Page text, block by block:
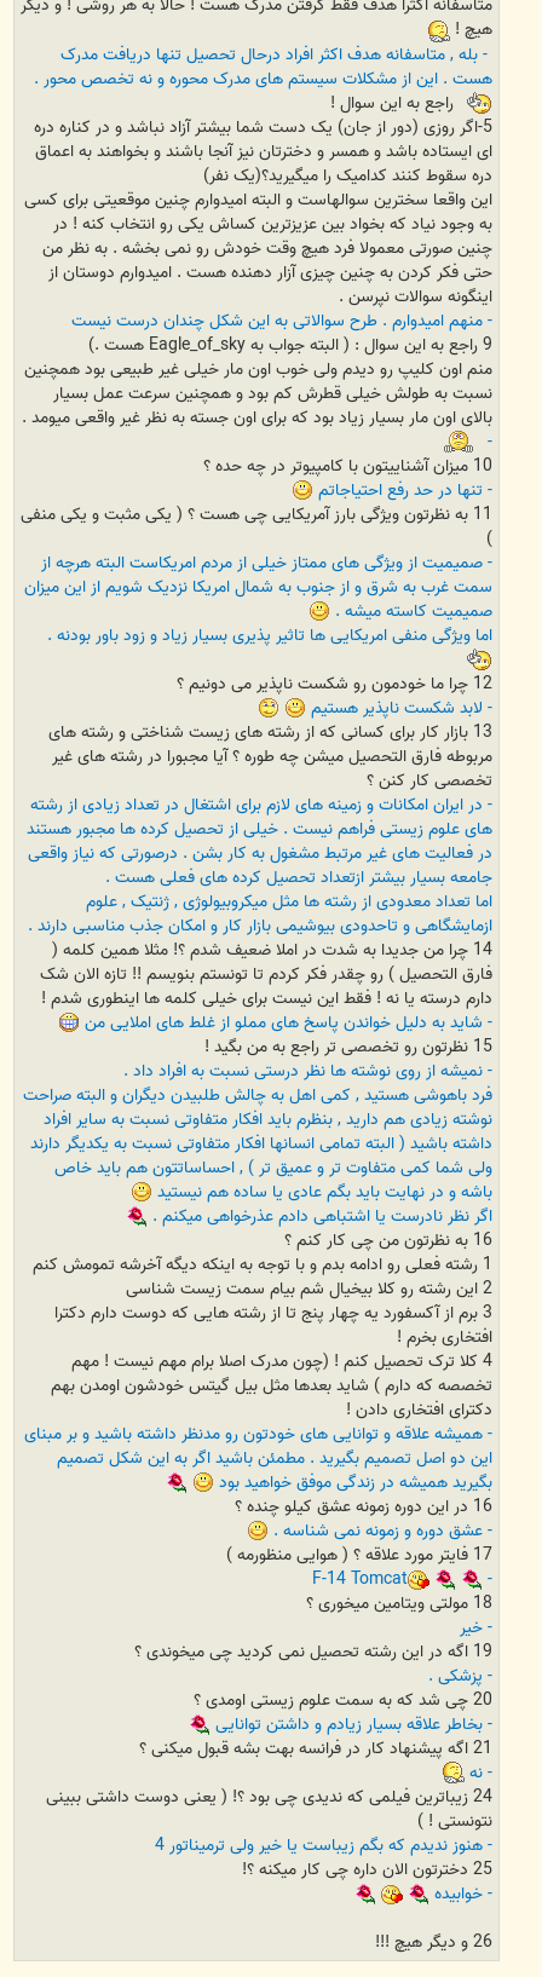
هیچ !
- بله , متاسفانه هدف اکثر افراد درحال تحصیل تنها دریافت مدرک
هست . این از مشکلات سیستم های مدرک محوره و نه تخصص محور .
راجع به این سوال !
5-اگر روزی (دور از جان) یک دست شما بیشتر آزاد نباشد و در کناره دره
ای ایستاده باشد و همسر و دخترتان نیز آنجا باشند و بخواهند به اعماق
دره سقوط کنند کدامیک را میگیرید؟(یک نفر)
این واقعا سخترین سوالهاست و البته امیدوارم چنین موقعیتی برای کسی
به وجود نیاد که بخواد بین عزیزترین کساش یکی رو انتخاب کنه ! در
چنین صورتی معمولا فرد هیچ وقت خودش رو نمی بخشه . به نظر من
حتی فکر کردن به چنین چیزی آزار دهنده هست . امیدوارم دوستان از
اینگونه سوالات نپرسن .
- منهم امیدوارم . طرح سوالاتی به این شکل چندان درست نیست
9 راجع به این سوال : ( البته جواب به Eagle_of_sky هست .)
منم اون کلیپ رو دیدم ولی خوب اون مار خیلی غیر طبیعی بود همچنین
نسبت به طولش خیلی قطرش کم بود و همچنین سرعت عمل بسیار
بالای اون مار بسیار زیاد بود که برای اون جسته به نظر غیر واقعی میومد .
-
10 میزان آشناییتون با کامپیوتر در چه حده ؟
- تنها در حد رفع احتیاجاتم
11 به نظرتون ویژگی بارز آمریکایی چی هست ؟ ( یکی مثبت و یکی منفی
)
- صمیمیت از ویژگی های ممتاز خیلی از مردم امریکاست البته هرچه از
سمت غرب به شرق و از جنوب به شمال امریکا نزدیک شویم از این میزان
صمیمیت کاسته میشه .
اما ویژگی منفی امریکایی ها تاثیر پذیری بسیار زیاد و زود باور بودنه .
12 چرا ما خودمون رو شکست ناپذیر می دونیم ؟
- لابد شکست ناپذیر هستیم
13 بازار کار برای کسانی که از رشته های زیست شناختی و رشته های
مربوطه فارق التحصیل میشن چه طوره ؟ آیا مجبورا در رشته های غیر
تخصصی کار کنن ؟
- در ایران امکانات و زمینه های لازم برای اشتغال در تعداد زیادی از رشته
های علوم زیستی فراهم نیست . خیلی از تحصیل کرده ها مجبور هستند
در فعالیت های غیر مرتبط مشغول به کار بشن . درصورتی که نیاز واقعی
جامعه بسیار بیشتر ازتعداد تحصیل کرده های فعلی هست .
اما تعداد معدودی از رشته ها مثل میکروبیولوژی , ژنتیک , علوم
ازمایشگاهی و تاحدودی بیوشیمی بازار کار و امکان جذب مناسبی دارند .
14 چرا من جدیدا به شدت در املا ضعیف شدم ؟! مثلا همین کلمه (
فارق التحصیل ) رو چقدر فکر کردم تا تونستم بنویسم !! تازه الان شک
دارم درسته یا نه ! فقط این نیست برای خیلی کلمه ها اینطوری شدم !
- شاید به دلیل خواندن پاسخ های مملو از غلط های املایی من
15 نظرتون رو تخصصی تر راجع به من بگید !
- نمیشه از روی نوشته ها نظر درستی نسبت به افراد داد .
فرد باهوشی هستید , کمی اهل به چالش طلبیدن دیگران و البته صراحت
نوشته زیادی هم دارید , بنظرم باید افکار متفاوتی نسبت به سایر افراد
داشته باشید ( البته تمامی انسانها افکار متفاوتی نسبت به یکدیگر دارند
ولی شما کمی متفاوت تر و عمیق تر ) , احساساتتون هم باید خاص
باشه و در نهایت باید بگم عادی یا ساده هم نیستید
اگر نظر نادرست یا اشتباهی دادم عذرخواهی میکنم .
16 به نظرتون من چی کار کنم ؟
1 رشته فعلی رو ادامه بدم و با توجه به اینکه دیگه آخرشه تمومش کنم
2 این رشته رو کلا بیخیال شم بیام سمت زیست شناسی
3 برم از آکسفورد یه چهار پنج تا از رشته هایی که دوست دارم دکترا
افتخاری بخرم !
4 کلا ترک تحصیل کنم ! (چون مدرک اصلا برام مهم نیست ! مهم
تخصصه که دارم ) شاید بعدها مثل بیل گیتس خودشون اومدن بهم
دکترای افتخاری دادن !
- همیشه علاقه و توانایی های خودتون رو مدنظر داشته باشید و بر مبنای
این دو اصل تصمیم بگیرید . مطمئن باشید اگر به این شکل تصمیم
بگیرید همیشه در زندگی موفق خواهید بود
16 در این دوره زمونه عشق کیلو چنده ؟
- عشق دوره و زمونه نمی شناسه .
17 فایتر مورد علاقه ؟ ( هوایی منظورمه )
-
F-14 Tomcat
18 مولتی ویتامین میخوری ؟
- خیر
19 اگه در این رشته تحصیل نمی کردید چی میخوندی ؟
- پزشکی .
20 چی شد که به سمت علوم زیستی اومدی ؟
- بخاطر علاقه بسیار زیادم و داشتن توانایی
21 اگه پیشنهاد کار در فرانسه بهت بشه قبول میکنی ؟
- نه
24 زیباترین فیلمی که ندیدی چی بود ؟! ( یعنی دوست داشتی ببینی
نتونستی ! )
- هنوز ندیدم که بگم زیباست یا خیر ولی ترمیناتور 4
25 دخترتون الان داره چی کار میکنه ؟!
- خوابیده
26 و دیگر هیچ !!!